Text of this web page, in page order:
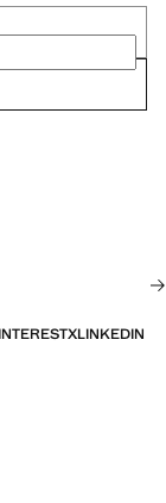
XLINKEDIN